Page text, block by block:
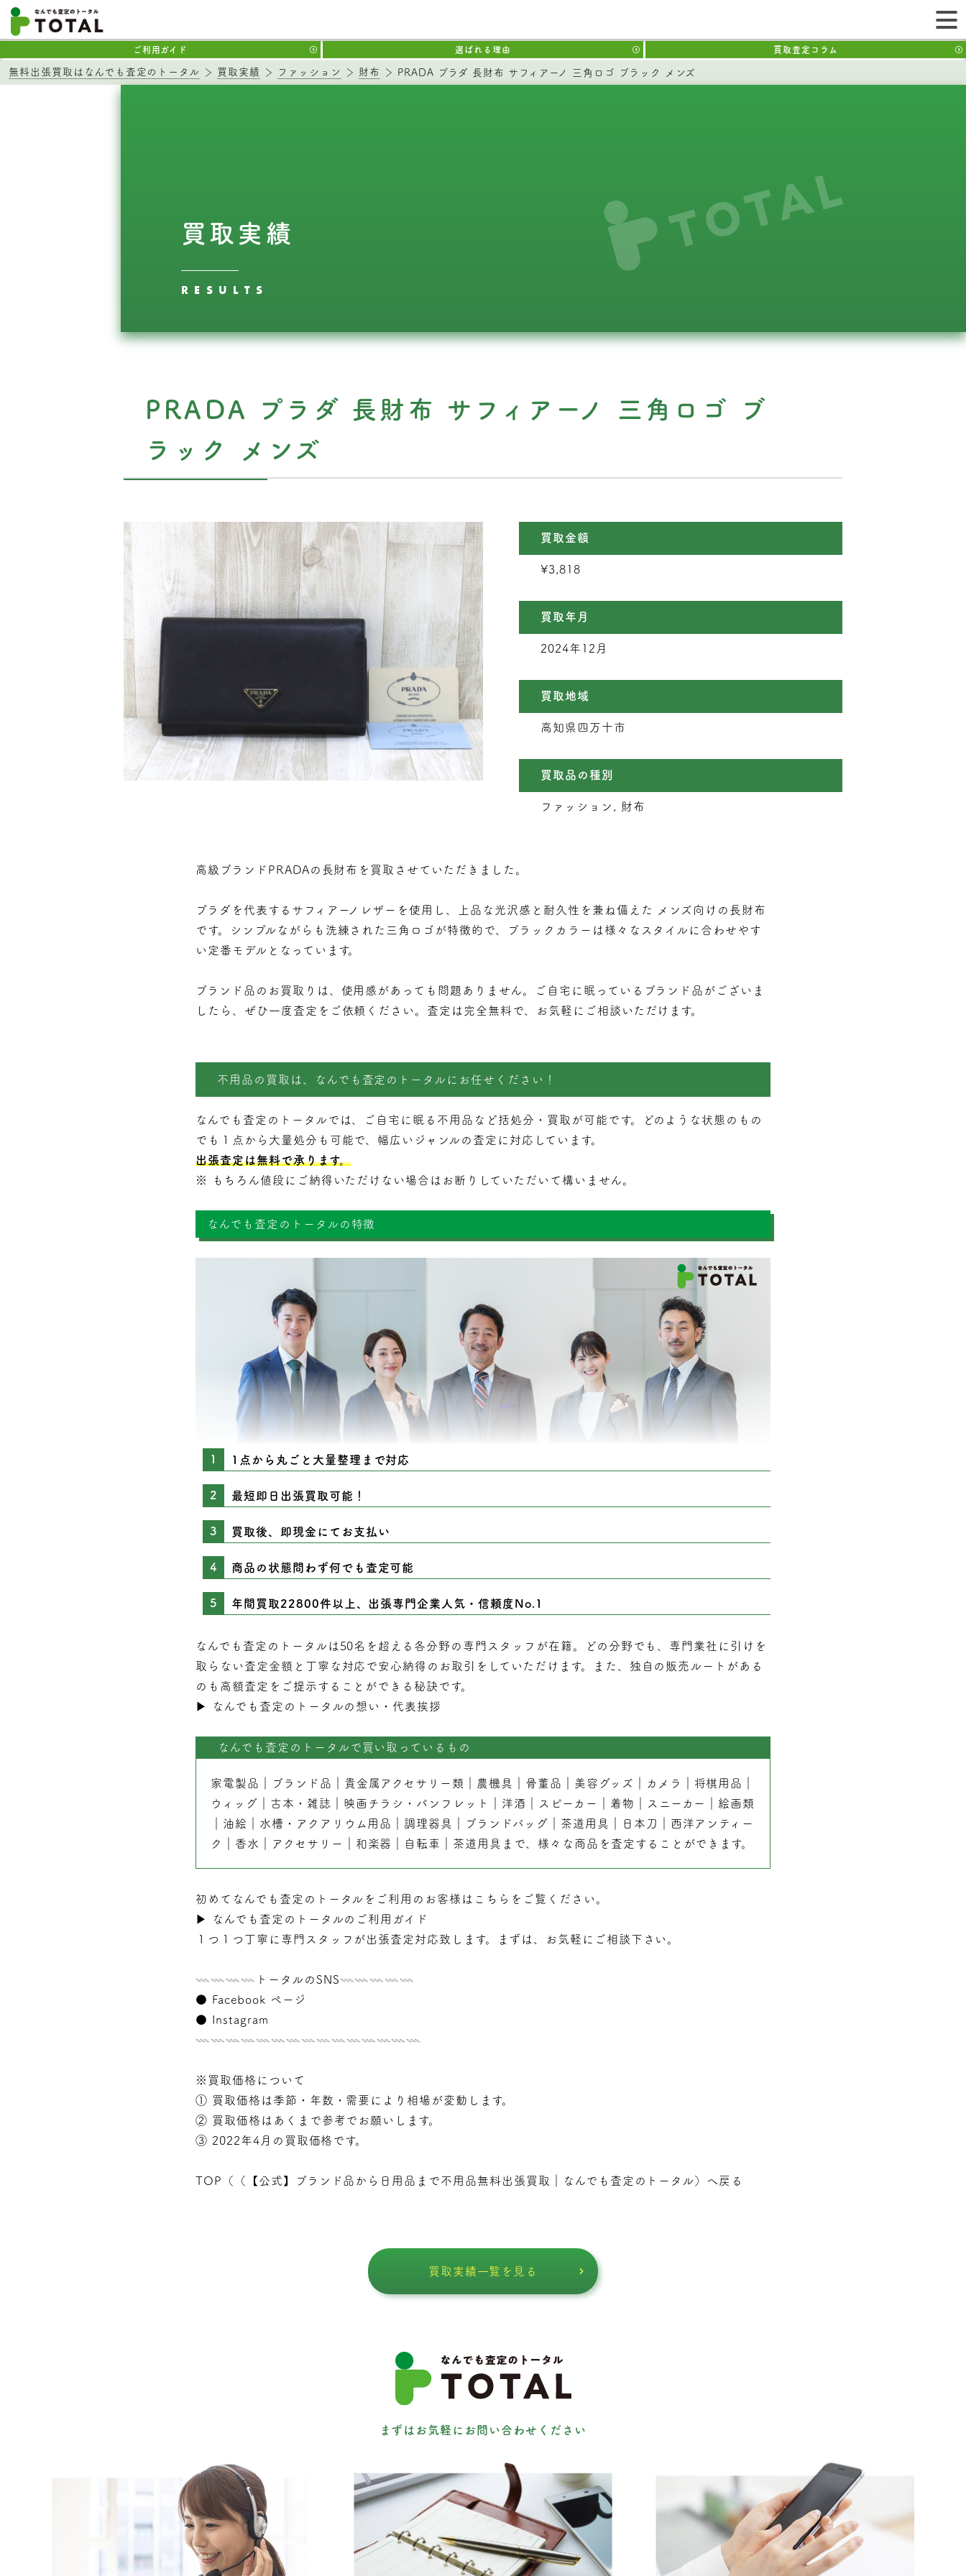
ご利用ガイド 選ばれる理由 買取査定コラム
無料出張買取はなんでも査定のトータル 買取実績 ファッション 財布 PRADA プラダ 長財布 サフィアーノ 三角ロゴ ブラック メンズ
買取実績
RESULTS
PRADA プラダ 長財布 サフィアーノ 三角ロゴ ブ
ラック メンズ
買取金額
¥3,818
買取年月
2024年12月
買取地域
高知県四万十市
買取品の種別
ファッション, 財布
高級ブランドPRADAの長財布を買取させていただきました。
プラダを代表するサフィアーノレザーを使用し、上品な光沢感と耐久性を兼ね備えた メンズ向けの長財布
です。シンプルながらも洗練された三角ロゴが特徴的で、ブラックカラーは様々なスタイルに合わせやす
い定番モデルとなっています。
ブランド品のお買取りは、使用感があっても問題ありません。ご自宅に眠っているブランド品がございま
したら、ぜひ一度査定をご依頼ください。査定は完全無料で、お気軽にご相談いただけます。
不用品の買取は、なんでも査定のトータルにお任せください！
なんでも査定のトータルでは、ご自宅に眠る不用品など括処分・ 買取 が可能です。どのような状態のもの
でも１点から大量処分も可能で、幅広いジャンルの査定に対応しています。
出張査定は無料で承ります。
※ もちろん値段にご納得いただけない場合はお断りしていただいて構いません。
なんでも査定のトータルの特徴
1点から丸ごと大量整理まで対応
最短即日出張買取可能！
買取後、即現金にてお支払い
商品の状態問わず何でも査定可能
年間買取22800件以上、出張専門企業人気・信頼度No.1
なんでも査定のトータルは50名を超える各分野の専門スタッフが在籍。どの分野でも、専門業社に引けを
取らない査定 金額と丁寧な対応で安心納得のお取引をしていただけます。また、独自の販売ルートがある
のも高額査定をご提示することができる秘訣です。
▶︎
なんでも査定のトータルの想い・代表挨拶
なんでも査定のトータルで買い取っているもの
家電製品 ブランド品 貴金属アクセサリー類 農機具 骨董品 美容グッズ カメラ 将棋用品
ウィッグ
古本 ・ 雑誌 映画チラシ・パンフレット 洋酒 スピーカー 着物 スニーカー
絵画類
油絵 水槽・アクアリウム用品 調理器具 ブランドバッグ ｜茶道用具｜ 日本刀
西洋アンティー
ク
香水 アクセサリー 和楽器 自転車 茶道用具 まで、様々な商品を査定することができます。
初めてなんでも査定のトータルをご利用のお客様はこちらをご覧ください。
▶︎
なんでも査定のトータルのご利用ガイド
１つ１つ丁寧に専門スタッフが出張査定対応致します。まずは、お気軽にご相談下さい。
𓇠𓇠𓇠𓇠トータルのSNS𓇠𓇠𓇠𓇠𓇠
● Facebook ページ
● Instagram
𓇠𓇠𓇠𓇠𓇠𓇠𓇠𓇠𓇠𓇠𓇠𓇠𓇠𓇠𓇠
※買取価格について
① 買取価格は季節・年数・需要により相場が変動します。
② 買取価格はあくまで参考でお願いします。
③ 2022年4月の買取価格です。
TOP（（ 【公式】ブランド品から日用品まで不用品無料出張買取｜なんでも査定のトータル）へ戻る
買取実績一覧を見る
まずはお気軽にお問い合わせください